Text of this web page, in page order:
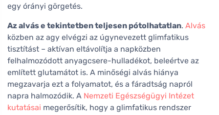
egy órányi görgetés.
Az alvás e tekintetben teljesen pótolhatatlan. Alvás
közben az agy elvégzi az úgynevezett glimfatikus
tisztítást – aktívan eltávolítja a napközben
felhalmozódott anyagcsere-hulladékot, beleértve az
említett glutamátot is. A minőségi alvás hiánya
megzavarja ezt a folyamatot, és a fáradtság napról
napra halmozódik. A Nemzeti Egészségügyi Intézet
kutatásai megerősítik, hogy a glimfatikus rendszer